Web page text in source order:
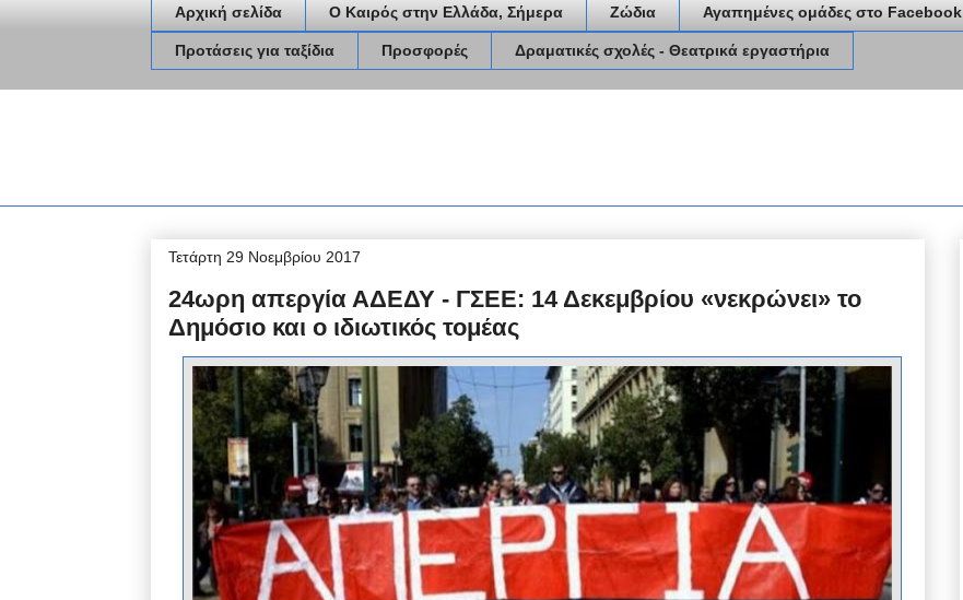
Αρχική σελίδα Ο Καιρός στην Ελλάδα, Σήμερα Ζώδια Αγαπημένες ομάδες στο Facebook
Προτάσεις για ταξίδια Προσφορές Δραματικές σχολές - Θεατρικά εργαστήρια
Τετάρτη 29 Νοεμβρίου 2017
24ωρη απεργία ΑΔΕΔΥ - ΓΣΕΕ: 14 Δεκεμβρίου «νεκρώνει» το
Δημόσιο και ο ιδιωτικός τομέας